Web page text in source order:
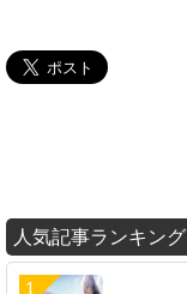
人気記事ランキング